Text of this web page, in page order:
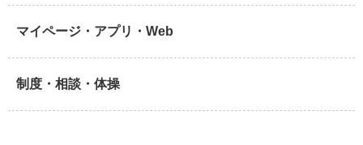
マイページ・アプリ・Web
制度・相談・体操